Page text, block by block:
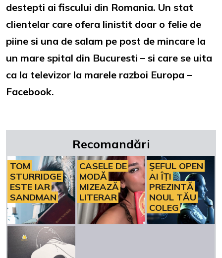
destepti ai fiscului din Romania. Un stat
clientelar care ofera linistit doar o felie de
piine si una de salam pe post de mincare la
un mare spital din Bucuresti – si care se uita
ca la televizor la marele razboi Europa –
Facebook.
Recomandări
TOM
STURRIDGE
ESTE IAR
SANDMAN
CASELE DE
MODĂ
MIZEAZĂ
LITERAR
ȘEFUL OPEN
AI ÎȚI
PREZINTĂ
NOUL TĂU
COLEG